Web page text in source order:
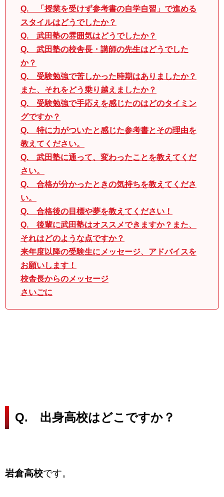
Q. 「授業を受けず参考書の自学自習」で進める
スタイルはどうでしたか？
Q. 武田塾の雰囲気はどうでしたか？
Q. 武田塾の校舎長・講師の先生はどうでした
か？
Q. 受験勉強で苦しかった時期はありましたか？
また、それをどう乗り越えましたか？
Q. 受験勉強で手応えを感じたのはどのタイミン
グですか？
Q. 特に力がついたと感じた参考書とその理由を
教えてください。
Q. 武田塾に通って、変わったことを教えてくだ
さい。
Q. 合格が分かったときの気持ちを教えてくださ
い。
Q. 合格後の目標や夢を教えてください！
Q. 後輩に武田塾はオススメできますか？また、
それはどのような点ですか？
来年度以降の受験生にメッセージ、アドバイスを
お願いします！
校舎長からのメッセージ
さいごに
Q. 出身高校はどこですか？
岩倉高校です。